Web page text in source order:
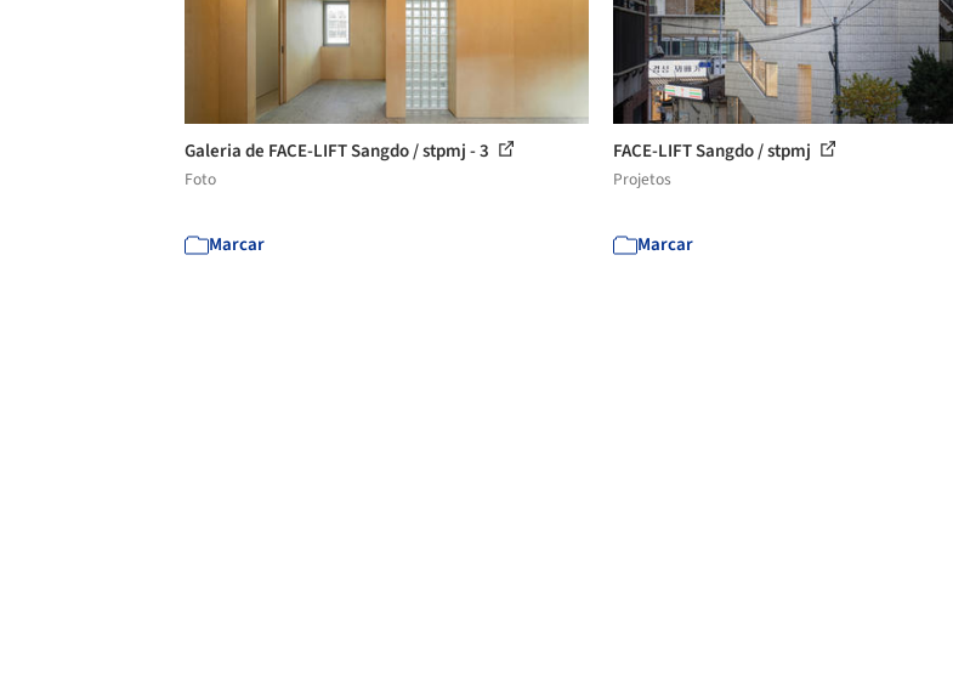
Galeria de FACE-LIFT Sangdo / stpmj - 3
Foto
Marcar
FACE-LIFT Sangdo / stpmj
Projetos
Marcar